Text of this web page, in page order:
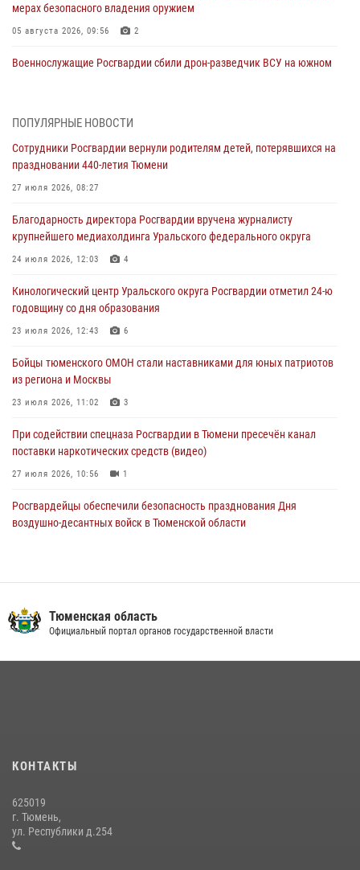
мерах безопасного владения оружием
05 августа 2026, 09:56 2
Военнослужащие Росгвардии сбили дрон-разведчик ВСУ на южном
масштабных спортивных событий на Урале
05 августа 2026, 05:22
виновника ДТП
05 августа 2026, 05:15
труженицу тыла из Тюмени
04 августа 2026, 11:07
условиях в Тюменской области (видео)
04 августа 2026, 06:28
ПОПУЛЯРНЫЕ НОВОСТИ
Сотрудники Росгвардии вернули родителям детей, потерявшихся на
праздновании 440-летия Тюмени
27 июля 2026, 08:27
Благодарность директора Росгвардии вручена журналисту
крупнейшего медиахолдинга Уральского федерального округа
24 июля 2026, 12:03 4
Кинологический центр Уральского округа Росгвардии отметил 24-ю
годовщину со дня образования
23 июля 2026, 12:43 6
Бойцы тюменского ОМОН стали наставниками для юных патриотов
из региона и Москвы
23 июля 2026, 11:02 3
При содействии спецназа Росгвардии в Тюмени пресечён канал
поставки наркотических средств (видео)
27 июля 2026, 10:56 1
Росгвардейцы обеспечили безопасность празднования Дня
воздушно-десантных войск в Тюменской области
10 июля 2026, 11:46 7
вневедомственной охраны Росгвардии за первое полугодие 2026
Сотрудники тюменского СОБР "Сова" отработали навыки
десантирования на Урале
16 июля 2026, 10:42
Тюменская область
Официальный портал органов государственной власти
КОНТАКТЫ
625019
г. Тюмень,
ул. Республики д.254